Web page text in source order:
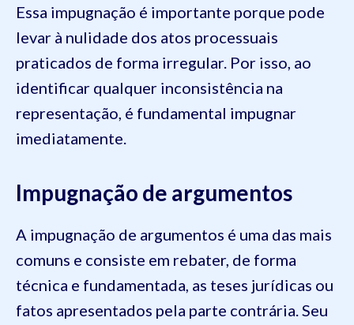
Essa impugnação é importante porque pode
levar à nulidade dos atos processuais
praticados de forma irregular. Por isso, ao
identificar qualquer inconsistência na
representação, é fundamental impugnar
imediatamente.
Impugnação de argumentos
A impugnação de argumentos é uma das mais
comuns e consiste em rebater, de forma
técnica e fundamentada, as teses jurídicas ou
fatos apresentados pela parte contrária. Seu